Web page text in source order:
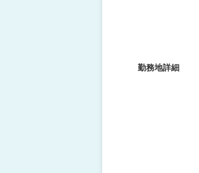
勤務地詳細